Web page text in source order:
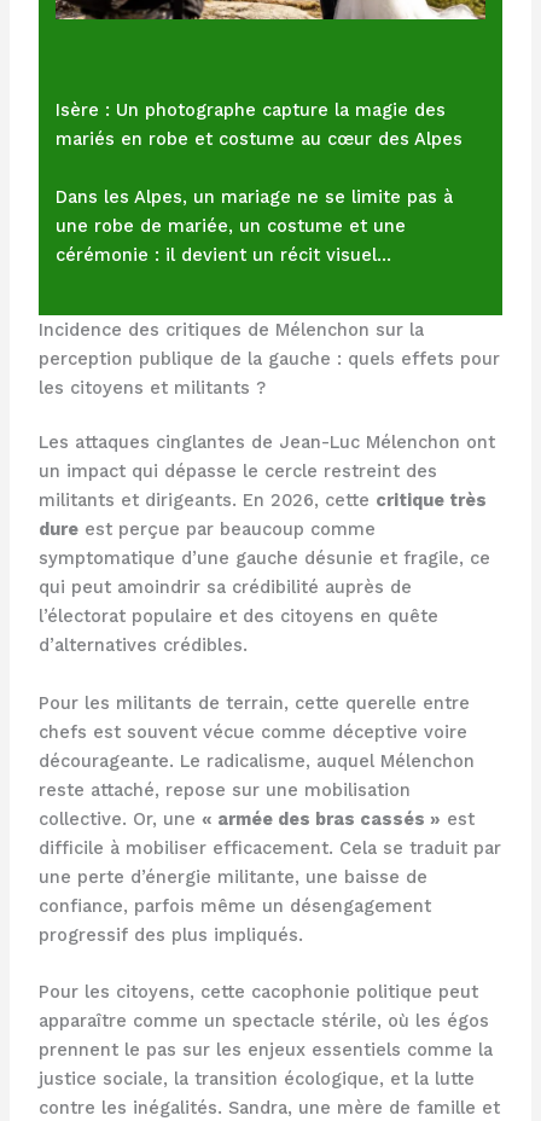
Isère : Un photographe capture la magie des
mariés en robe et costume au cœur des Alpes
Dans les Alpes, un mariage ne se limite pas à
une robe de mariée, un costume et une
cérémonie : il devient un récit visuel…
Incidence des critiques de Mélenchon sur la
perception publique de la gauche : quels effets pour
les citoyens et militants ?
Les attaques cinglantes de Jean-Luc Mélenchon ont
un impact qui dépasse le cercle restreint des
militants et dirigeants. En 2026, cette critique très
dureest perçue par beaucoup comme
symptomatique d’une gauche désunie et fragile, ce
qui peut amoindrir sa crédibilité auprès de
l’électorat populaire et des citoyens en quête
d’alternatives crédibles.
Pour les militants de terrain, cette querelle entre
chefs est souvent vécue comme déceptive voire
décourageante. Le radicalisme, auquel Mélenchon
reste attaché, repose sur une mobilisation
collective. Or, une « armée des bras cassés » est
difficile à mobiliser efficacement. Cela se traduit par
une perte d’énergie militante, une baisse de
confiance, parfois même un désengagement
progressif des plus impliqués.
Pour les citoyens, cette cacophonie politique peut
apparaître comme un spectacle stérile, où les égos
prennent le pas sur les enjeux essentiels comme la
justice sociale, la transition écologique, et la lutte
contre les inégalités. Sandra, une mère de famille et